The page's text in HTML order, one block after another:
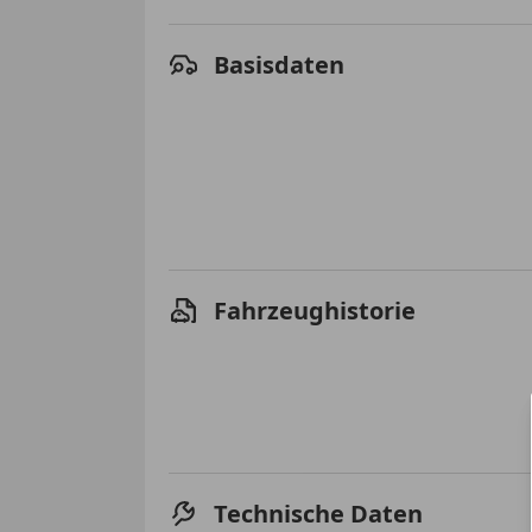
Basisdaten
Fahrzeughistorie
Technische Daten